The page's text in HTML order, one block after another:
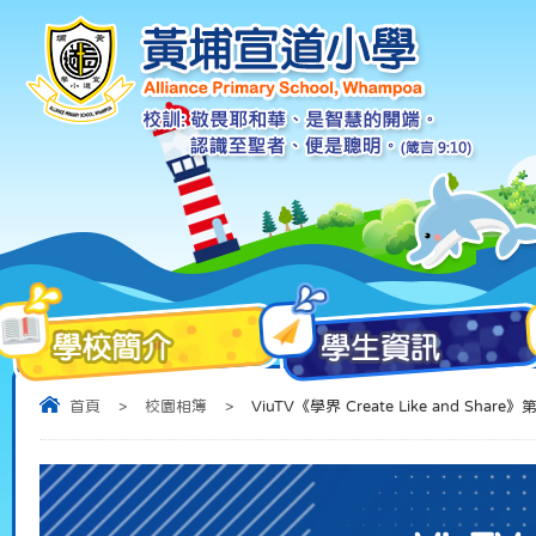
首頁 > 校園相簿 > ViuTV《學界 Create Like and Share》